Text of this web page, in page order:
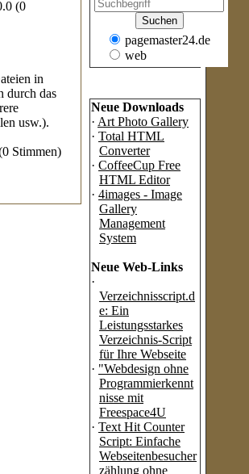
(0
in
durch das
usw.).
Stimmen)
pagemaster24.de
web
Neue Downloads
· Art Photo Gallery
· Total HTML
Converter
· CoffeeCup Free
HTML Editor
· 4images - Image
Gallery
Management
System
Neue Web-Links
·
Verzeichnisscript.d
e: Ein
Leistungsstarkes
Verzeichnis-Script
für Ihre Webseite
· "Webdesign ohne
Programmierkennt
nisse mit
Freespace4U
· Text Hit Counter
Script: Einfache
Webseitenbesucher
zählung ohne